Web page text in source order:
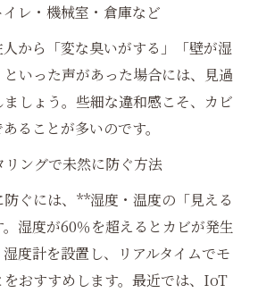
イレ・機械室・倉庫など
から「変な臭いがする」「壁が湿
いった声があった場合には、見過
しょう。些細な違和感こそ、カビ
ることが多いのです。
ングで未然に防ぐ方法
ぐには、**湿度・温度の「見える
湿度が60％を超えるとカビが発生
度計を設置し、リアルタイムでモ
おすすめします。最近では、IoT